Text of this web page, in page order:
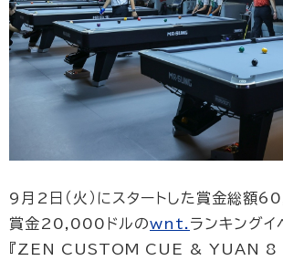
9月2日（火）にスタートした賞金総額
賞金20,000ドルのwnt. ランキングイ
『ZEN CUSTOM CUE & YUAN 8